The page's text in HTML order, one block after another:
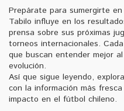
Prepárate para sumergirte
Tabilo influye en los
prensa sobre sus próximas
torneos internacionales.
que buscan entender mejor
evolución.
Así que sigue leyendo,
con la información más
impacto en el fútbol chileno.